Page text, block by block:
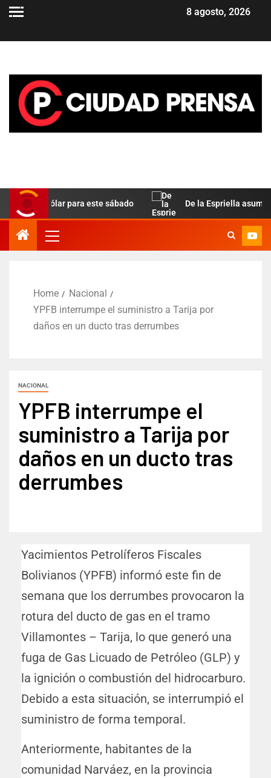
8 agosto, 2026
del dólar para este sábado De la Espriella asume en
Home
Nacional
YPFB interrumpe el suministro a Tarija por
daños en un ducto tras derrumbes
NACIONAL
YPFB interrumpe el
suministro a Tarija por
daños en un ducto tras
derrumbes
Yacimientos Petrolíferos Fiscales
Bolivianos (YPFB) informó este fin de
semana que los derrumbes provocaron la
rotura del ducto de gas en el tramo
Villamontes – Tarija, lo que generó una
fuga de Gas Licuado de Petróleo (GLP) y
la ignición o combustión del hidrocarburo.
Debido a esta situación, se interrumpió el
suministro de forma temporal.
Anteriormente, habitantes de la
comunidad Narváez, en la provincia